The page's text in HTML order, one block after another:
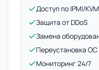
Доступ по IPMI/KVM
Защита от DDoS
Замена
Переустановка ОС
Мониторинг 24/7